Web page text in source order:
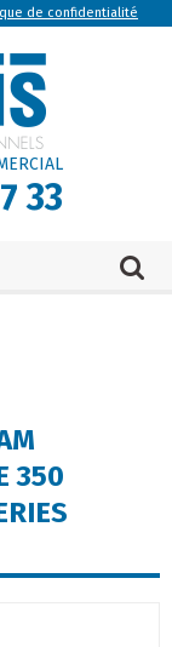
de confidentialité
33
350